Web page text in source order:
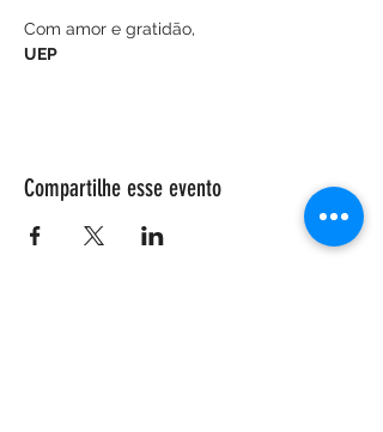
Com amor e gratidão,
UEP
Compartilhe esse evento